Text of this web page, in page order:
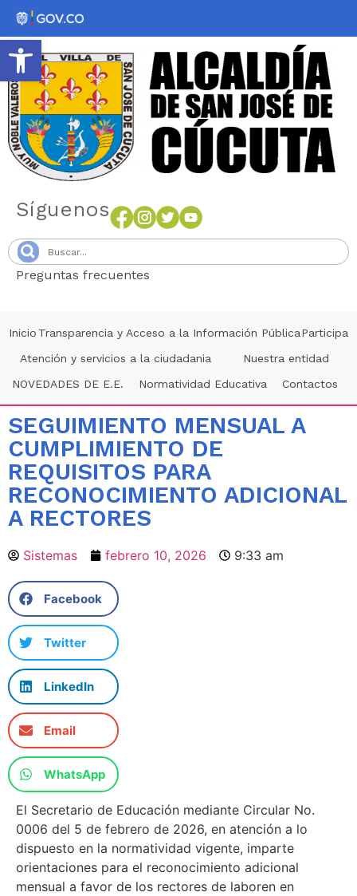
Abrir barra de herramientas
Síguenos
Preguntas frecuentes
Inicio Transparencia y Acceso a la Información PúblicaParticipa
Atención y servicios a la ciudadania
Nuestra entidad
NOVEDADES DE E.E.
Normatividad Educativa Contactos
SEGUIMIENTO MENSUAL A
CUMPLIMIENTO DE
REQUISITOS PARA
RECONOCIMIENTO ADICIONAL
A RECTORES
Sistemas febrero 10, 2026 9:33 am
Facebook
Twitter
LinkedIn
Email
WhatsApp
El Secretario de Educación mediante Circular No.
0006 del 5 de febrero de 2026, en atención a lo
dispuesto en la normatividad vigente, imparte
orientaciones para el reconocimiento adicional
mensual a favor de los rectores de laboren en